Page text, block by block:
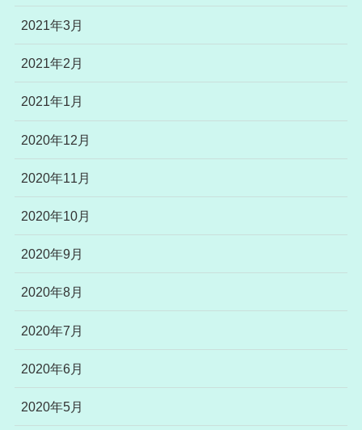
2021年3月
2021年2月
2021年1月
2020年12月
2020年11月
2020年10月
2020年9月
2020年8月
2020年7月
2020年6月
2020年5月